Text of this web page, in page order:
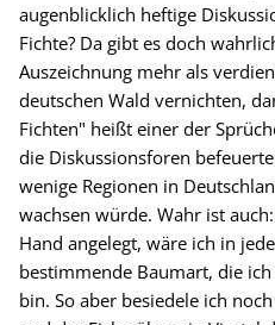
augenblicklich heftige
Fichte? Da gibt es doch
Auszeichnung mehr als
deutschen Wald vernichten,
Fichten" heißt einer der
die Diskussionsforen
wenige Regionen in
wachsen würde. Wahr ist
Hand angelegt, wäre ich in
bestimmende Baumart, die
bin. So aber besiedele ich